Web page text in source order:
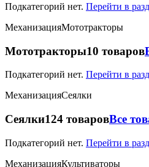
Подкатегорий нет. Перейти в
МеханизацияМототракторы
Мототракторы10 товаров
Подкатегорий нет. Перейти в
МеханизацияСеялки
Сеялки124 товаровВсе
Подкатегорий нет. Перейти в
МеханизацияКультиваторы